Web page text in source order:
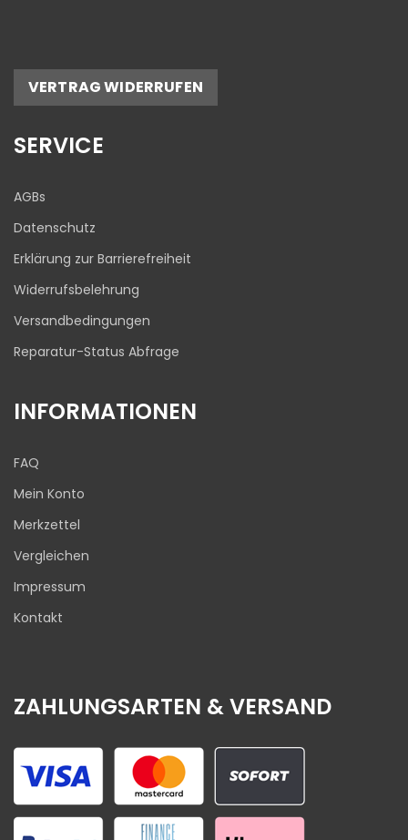
VERTRAG WIDERRUFEN
SERVICE
AGBs
Datenschutz
Erklärung zur Barrierefreiheit
Widerrufsbelehrung
Versandbedingungen
Reparatur-Status Abfrage
INFORMATIONEN
FAQ
Mein Konto
Merkzettel
Vergleichen
Impressum
Kontakt
ZAHLUNGSARTEN & VERSAND